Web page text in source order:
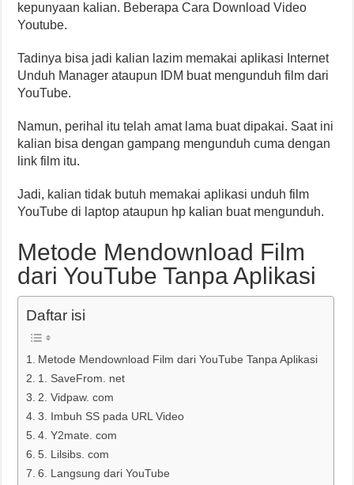
kepunyaan kalian. Beberapa Cara Download Video
Youtube.
Tadinya bisa jadi kalian lazim memakai aplikasi Internet
Unduh Manager ataupun IDM buat mengunduh film dari
YouTube.
Namun, perihal itu telah amat lama buat dipakai. Saat ini
kalian bisa dengan gampang mengunduh cuma dengan
link film itu.
Jadi, kalian tidak butuh memakai aplikasi unduh film
YouTube di laptop ataupun hp kalian buat mengunduh.
Metode Mendownload Film
dari YouTube Tanpa Aplikasi
Daftar isi
Metode Mendownload Film dari YouTube Tanpa Aplikasi
1. SaveFrom. net
2. Vidpaw. com
3. Imbuh SS pada URL Video
4. Y2mate. com
5. Lilsibs. com
6. Langsung dari YouTube